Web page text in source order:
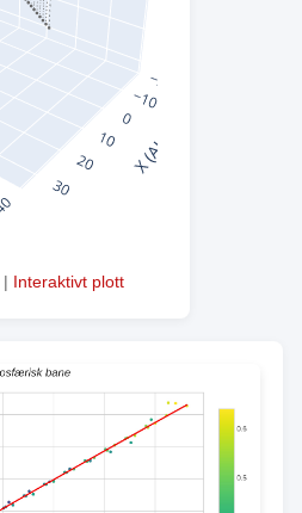
| Interaktivt plott